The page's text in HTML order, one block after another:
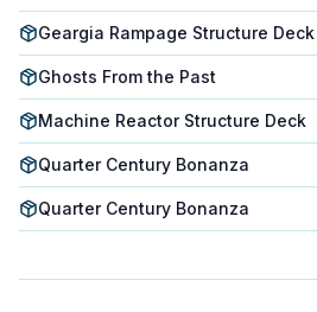
Geargia Rampage Structure Deck
Ghosts From the Past
Machine Reactor Structure Deck
Quarter Century Bonanza
Quarter Century Bonanza